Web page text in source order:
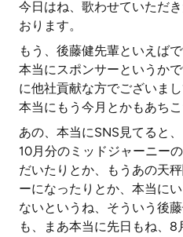
今日はね、歌わせていただ
おります。
もう、後藤健先輩といえば
本当にスポンサーというか
に他社貢献な方でございま
本当にもう今月とかもあちこ
あの、本当にSNS見てると
10月分のミッドジャーニー
だいたりとか、もうあの天
ーになったりとか、本当に
ないというね、そういう後
も、まあ本当に先日もね、